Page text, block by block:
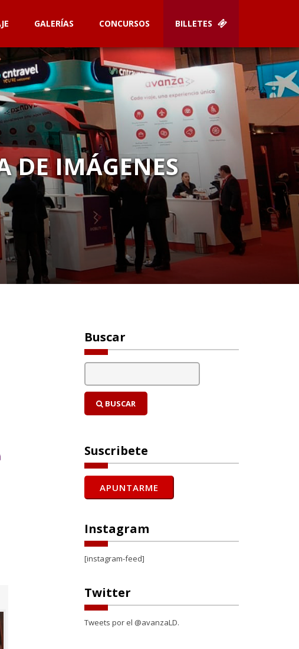
GALERÍAS CONCURSOS BILLETES
DE IMÁGENES
Buscar
BUSCAR
Suscribete
Instagram
[instagram-feed]
Twitter
Tweets por el @avanzaLD.